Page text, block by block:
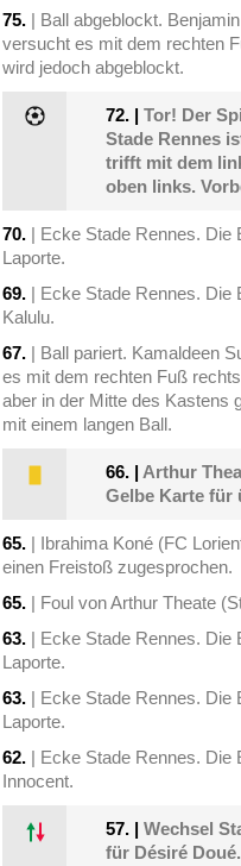
75. | Ball abgeblockt.
versucht es mit dem rechten
wird jedoch abgeblockt.
72. |Tor! Der
Stade Rennes
trifft mit dem
oben links.
70. | Ecke Stade Rennes. Die
Laporte.
69. | Ecke Stade Rennes. Die
Kalulu.
67. | Ball pariert. Kamaldeen
es mit dem rechten Fuß
aber in der Mitte des Kastens
mit einem langen Ball.
66. | Arthur
Gelbe Karte für
65. | Ibrahima Koné (FC
einen Freistoß zugesprochen.
65. | Foul von Arthur Theate
63. | Ecke Stade Rennes. Die
Laporte.
63. | Ecke Stade Rennes. Die
Laporte.
62. | Ecke Stade Rennes. Die
Innocent.
57. |Wechsel
für Désiré Doué.